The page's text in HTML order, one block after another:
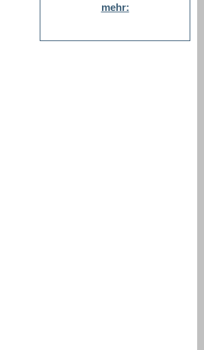
mehr: